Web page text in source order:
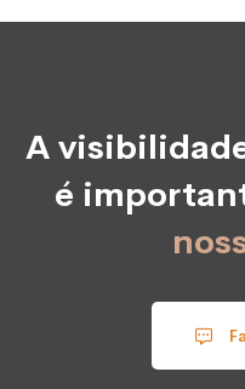
A
é